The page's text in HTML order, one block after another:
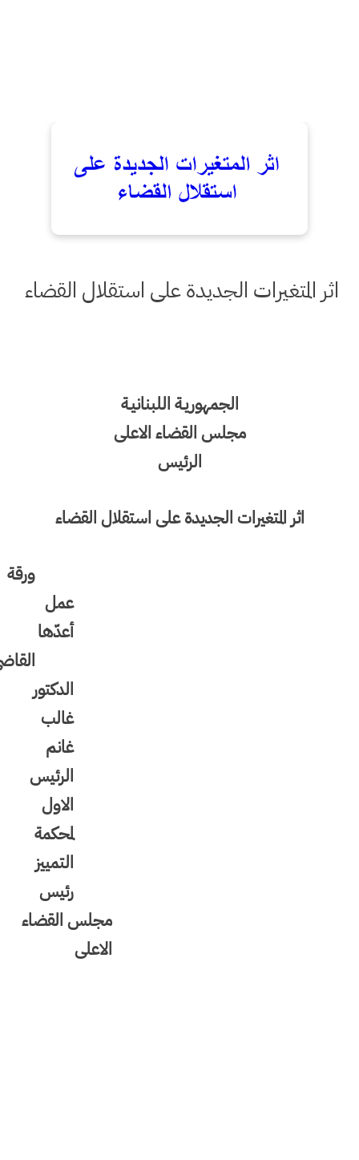
اثر المتغيرات الجديدة على استقلال القضاء
الجمهوريـة اللبنانيـة
مجلس القضاء الاعلى
الرئيس
اثر المتغيرات الجديدة على استقلال القضاء
ورقة
عمل
أعدّها
القاضي
الدكتور
غالب
غانم
الرئيس
الاول
لمحكمة
التمييز
رئيس
مجلس القضاء
الاعلى